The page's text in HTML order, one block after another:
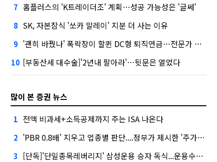
7 홈플러스의 'K트레이더조' 계획…성공 가능성은 '글쎄'
8 SK, 자본잠식 '쏘카 말레이' 지분 더 사는 이유
9 '괜히 바꿨나' 폭락장이 할퀸 DC형 퇴직연금…전문가 조언은
10 [부동산세 대수술]'2년내 팔아라'…뒷문은 열었다
많이 본 증권 뉴스
1 전액 비과세+소득공제까지 주는 ISA 나온다
2 'PBR 0.8배' 지우고 업종별 판단....정부가 제시한 '주가 누르기' 방지법
3 [단독]'단일종목레버리지' 삼성운용 승자 독식...운용수익 미래에셋의 6배